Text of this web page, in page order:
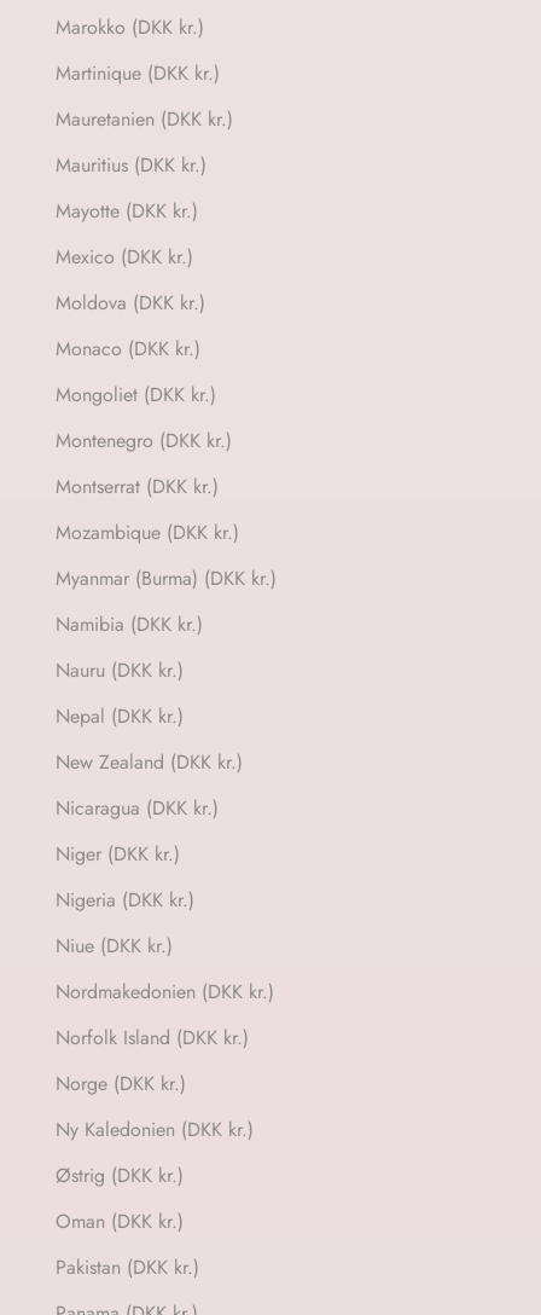
Marokko (DKK kr.)
Martinique (DKK kr.)
Mauretanien (DKK kr.)
Mauritius (DKK kr.)
Mayotte (DKK kr.)
Mexico (DKK kr.)
Moldova (DKK kr.)
Monaco (DKK kr.)
Mongoliet (DKK kr.)
Montenegro (DKK kr.)
Montserrat (DKK kr.)
Mozambique (DKK kr.)
Myanmar (Burma) (DKK kr.)
Namibia (DKK kr.)
Nauru (DKK kr.)
Nepal (DKK kr.)
New Zealand (DKK kr.)
Nicaragua (DKK kr.)
Niger (DKK kr.)
Nigeria (DKK kr.)
Niue (DKK kr.)
Nordmakedonien (DKK kr.)
Norfolk Island (DKK kr.)
Norge (DKK kr.)
Ny Kaledonien (DKK kr.)
Østrig (DKK kr.)
Oman (DKK kr.)
Pakistan (DKK kr.)